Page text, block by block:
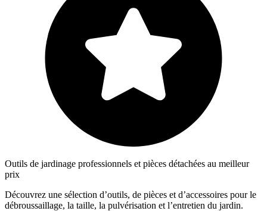
Outils de jardinage professionnels et pièces détachées au meilleur
prix
Découvrez une sélection d’outils, de pièces et d’accessoires pour le
débroussaillage, la taille, la pulvérisation et l’entretien du jardin.